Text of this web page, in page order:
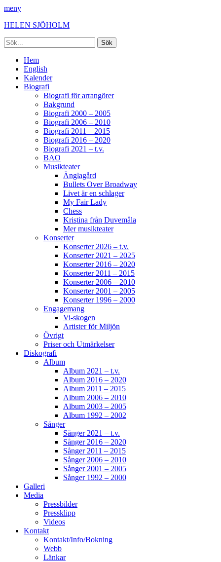
meny
HELEN SJÖHOLM
Sök
efter:
[label]
Primär
meny
Hoppa
innehåll
Hem
English
Kalender
Biografi
Biografi för arrangörer
Bakgrund
Biografi 2000 – 2005
Biografi 2006 – 2010
Biografi 2011 – 2015
Biografi 2016 – 2020
Biografi 2021 – t.v.
BAO
Musikteater
Änglagård
Bullets Over Broadway
Livet är en schlager
My Fair Lady
Chess
Kristina från Duvemåla
Mer musikteater
Konserter
Konserter 2026 – t.v.
Konserter 2021 – 2025
Konserter 2016 – 2020
Konserter 2011 – 2015
Konserter 2006 – 2010
Konserter 2001 – 2005
Konserter 1996 – 2000
Engagemang
Vi-skogen
Artister för Miljön
Övrigt
Priser och Utmärkelser
Diskografi
Album
Album 2021 – t.v.
Album 2016 – 2020
Album 2011 – 2015
Album 2006 – 2010
Album 2003 – 2005
Album 1992 – 2002
Sånger
Sånger 2021 – t.v.
Sånger 2016 – 2020
Sånger 2011 – 2015
Sånger 2006 – 2010
Sånger 2001 – 2005
Sånger 1992 – 2000
Galleri
Media
Pressbilder
Pressklipp
Videos
Kontakt
Kontakt/Info/Bokning
Webb
Länkar